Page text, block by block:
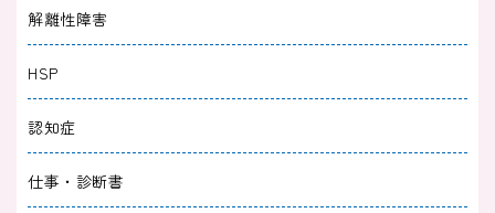
2024/03/30
セディールを頓服したときの効果｜副作用や寝
る前の服用についても解説
2024/03/23 治療薬
リーゼ（クロチアゼパム）の副作用｜対処法に
解離性障害
HSP
認知症
仕事・診断書